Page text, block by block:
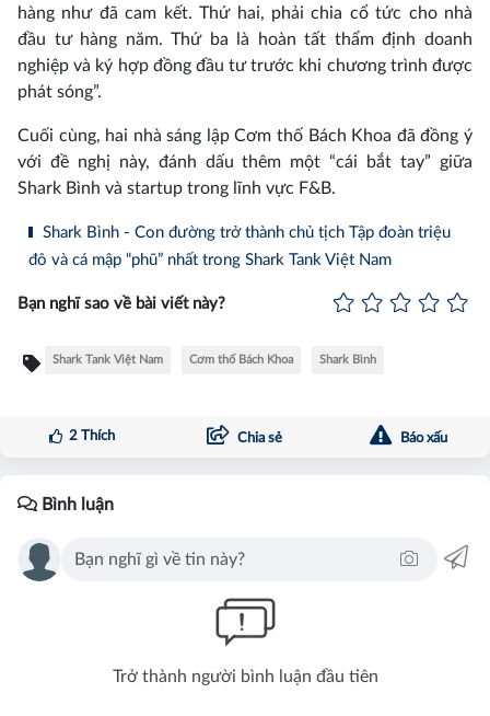
hàng như đã cam kết. Thứ hai, phải chia cổ tức cho nhà
đầu tư hàng năm. Thứ ba là hoàn tất thẩm định doanh
nghiệp và ký hợp đồng đầu tư trước khi chương trình được
phát sóng”.
Cuối cùng, hai nhà sáng lập Cơm thố Bách Khoa đã đồng ý
với đề nghị này, đánh dấu thêm một “cái bắt tay” giữa
Shark Bình và startup trong lĩnh vực F&B.
Shark Bình - Con đường trở thành chủ tịch Tập đoàn triệu
đô và cá mập “phũ” nhất trong Shark Tank Việt Nam
Bạn nghĩ sao về bài viết này?
Shark Tank Việt Nam Cơm thố Bách Khoa Shark Bình
2Thích Chia sẻ Báo xấu
Bình luận
Trở thành người bình luận đầu tiên